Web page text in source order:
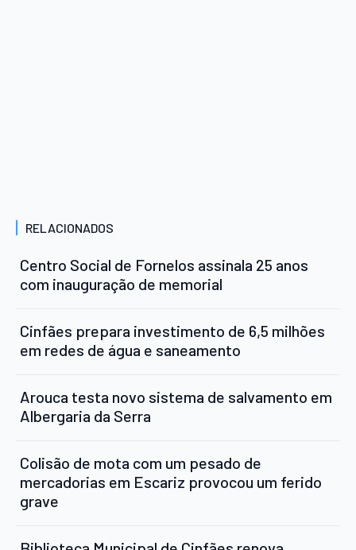
RELACIONADOS
Centro Social de Fornelos assinala 25 anos
com inauguração de memorial
Cinfães prepara investimento de 6,5 milhões
em redes de água e saneamento
Arouca testa novo sistema de salvamento em
Albergaria da Serra
Colisão de mota com um pesado de
mercadorias em Escariz provocou um ferido
grave